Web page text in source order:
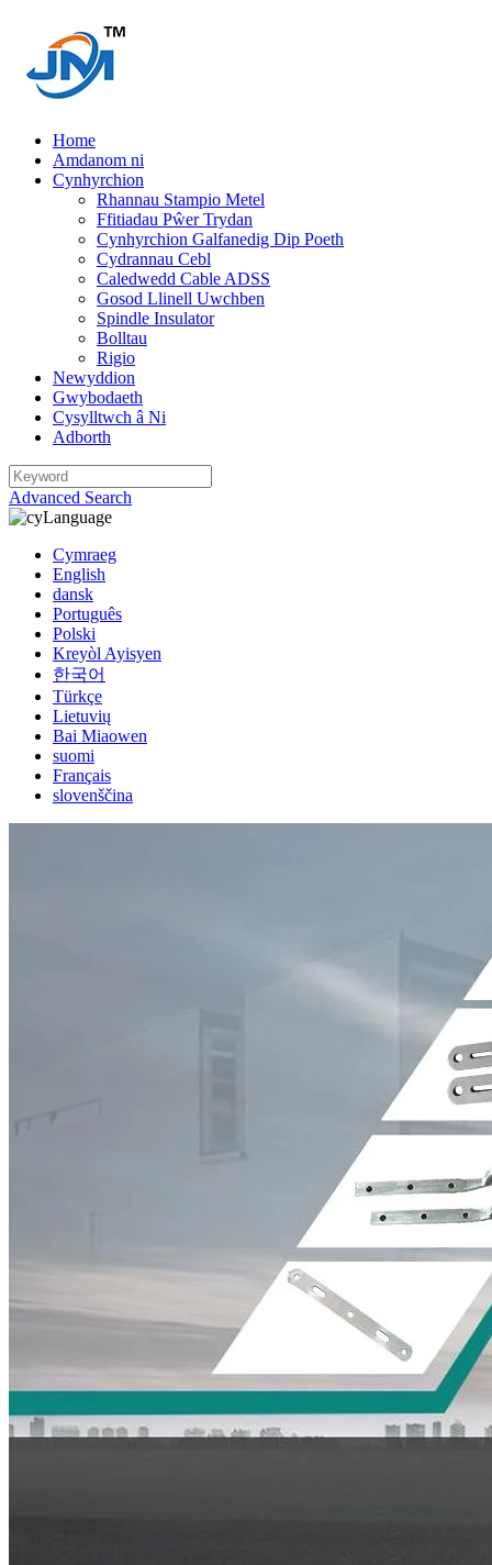
Home
Amdanom ni
Cynhyrchion
Rhannau Stampio Metel
Ffitiadau Pŵer Trydan
Cynhyrchion Galfanedig Dip Poeth
Cydrannau Cebl
Caledwedd Cable ADSS
Gosod Llinell Uwchben
Spindle Insulator
Bolltau
Rigio
Newyddion
Gwybodaeth
Cysylltwch â Ni
Adborth
Advanced Search
Language
Cymraeg
English
dansk
Português
Polski
Kreyòl Ayisyen
한국어
Türkçe
Lietuvių
Bai Miaowen
suomi
Français
slovenščina